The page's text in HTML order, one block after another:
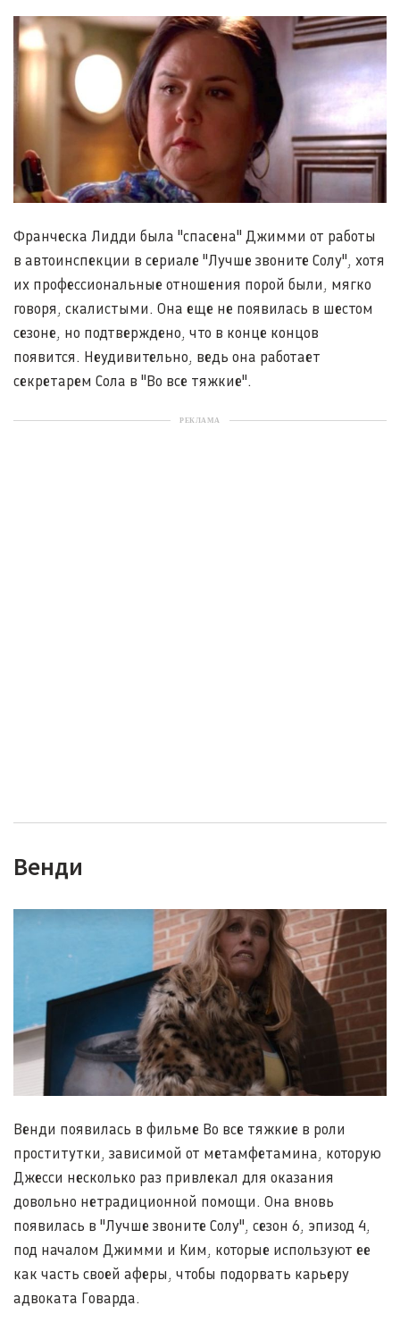
Франческа Лидди была "спасена" Джимми от работы
в автоинспекции в сериале "Лучше звоните Солу", хотя
их профессиональные отношения порой были, мягко
говоря, скалистыми. Она еще не появилась в шестом
сезоне, но подтверждено, что в конце концов
появится. Неудивительно, ведь она работает
секретарем Сола в "Во все тяжкие".
РЕКЛАМА
Венди
Венди появилась в фильме Во все тяжкие в роли
проститутки, зависимой от метамфетамина, которую
Джесси несколько раз привлекал для оказания
довольно нетрадиционной помощи. Она вновь
появилась в "Лучше звоните Солу", сезон 6, эпизод 4,
под началом Джимми и Ким, которые используют ее
как часть своей аферы, чтобы подорвать карьеру
адвоката Говарда.